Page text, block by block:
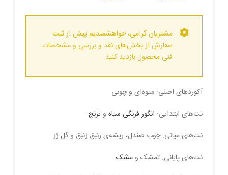
مشتریان گرامی، خواهشمندیم پیش از ثبت
سفارش از بخش‌های نقد و بررسی و مشخصات
فنی محصول بازدید کنید.
آکوردهای اصلی: میوه‌ای و چوبی
نت‌های ابتدایی: انگور فرنگی سیاه وترنج
نت‌های میانی: چوب صندل، ریشه‌ی زنبق زنبق و گل رُز
نت‌های پایانی: تمشک ومشک